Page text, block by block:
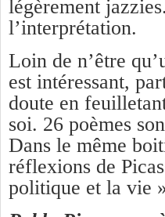
légèrement
l’interprétation.
Loin de n’être
est intéressant,
doute en
soi. 26 poèmes
Dans le même
réflexions de
politique et la vie